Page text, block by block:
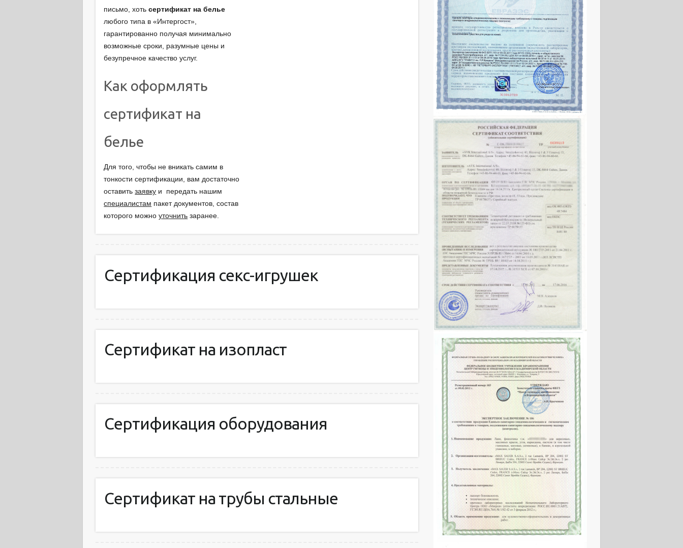
письмо, хотьсертификат на белье
любого типа в «Интергост»,
гарантированно получая минимально
возможные сроки, разумные цены и
безупречное качество услуг.
Как оформлять
сертификат на
белье
Для того, чтобы не вникать самим в
тонкости сертификации, вам достаточно
оставитьзаявку и передать нашим
специалистам пакет документов, состав
которого можноуточнить заранее.
Сертификация секс-игрушек
Сертификат на изопласт
Сертификация оборудования
Сертификат на трубы стальные